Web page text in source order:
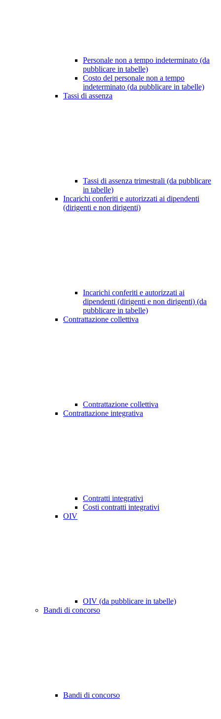
Personale non a tempo indeterminato (da
pubblicare in tabelle)
Costo del personale non a tempo
indeterminato (da pubblicare in tabelle)
Tassi di assenza
Tassi di assenza trimestrali (da pubblicare
in tabelle)
Incarichi conferiti e autorizzati ai dipendenti
(dirigenti e non dirigenti)
Incarichi conferiti e autorizzati ai
dipendenti (dirigenti e non dirigenti) (da
pubblicare in tabelle)
Contrattazione collettiva
Contrattazione collettiva
Contrattazione integrativa
Contratti integrativi
Costi contratti integrativi
OIV
OIV (da pubblicare in tabelle)
Bandi di concorso
Bandi di concorso